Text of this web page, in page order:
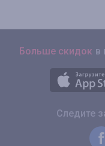
Больше скидок в
Следите